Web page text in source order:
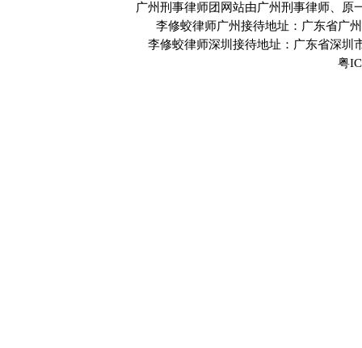
广州刑事律师团网站由广州刑事律师、原
李修蛟律师广州接待地址：广东省广
李修蛟律师深圳接待地址：广东省深圳
粤